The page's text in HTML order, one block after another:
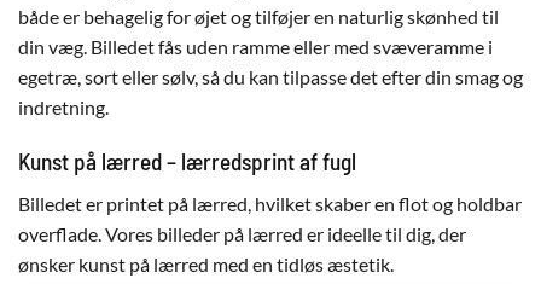
både er behagelig for øjet og tilføjer en naturlig skønhed til
din væg. Billedet fås uden ramme eller med svæveramme i
egetræ, sort eller sølv, så du kan tilpasse det efter din smag og
indretning.
Kunst på lærred – lærredsprint af fugl
Billedet er printet på lærred, hvilket skaber en flot og holdbar
overflade. Vores billeder på lærred er ideelle til dig, der
ønsker kunst på lærred med en tidløs æstetik.